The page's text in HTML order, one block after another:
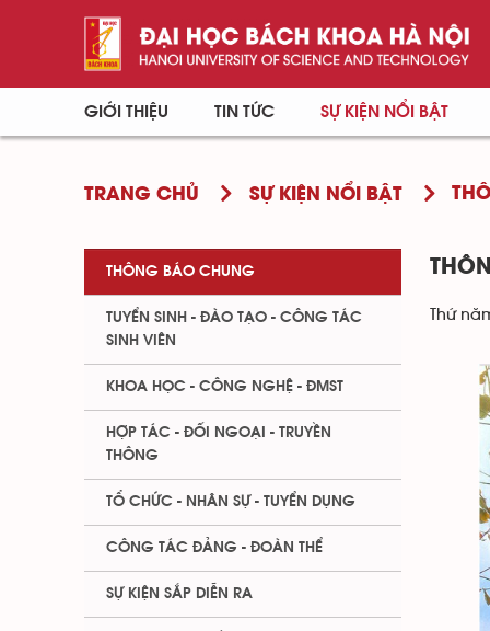
GIỚI THIỆU TIN TỨC SỰ KIỆN NỔI BẬT
TRANG CHỦ SỰ KIỆN NỔI BẬT
Thứ
THÔNG BÁO CHUNG
TUYỂN SINH - ĐÀO TẠO - CÔNG TÁC
SINH VIÊN
KHOA HỌC - CÔNG NGHỆ - ĐMST
HỢP TÁC - ĐỐI NGOẠI - TRUYỀN
THÔNG
TỔ CHỨC - NHÂN SỰ - TUYỂN DỤNG
CÔNG TÁC ĐẢNG - ĐOÀN THỂ
SỰ KIỆN SẮP DIỄN RA